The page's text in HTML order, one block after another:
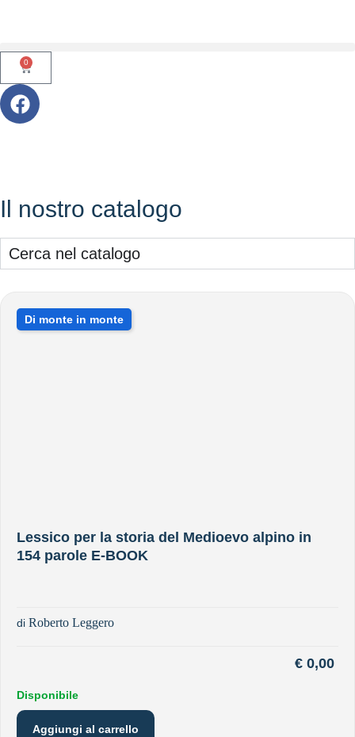
0
Il nostro catalogo
Cerca nel catalogo
Di monte in monte
Lessico per la storia del Medioevo alpino in
154 parole E-BOOK
di Roberto Leggero
€ 0,00
Disponibile
Aggiungi al carrello